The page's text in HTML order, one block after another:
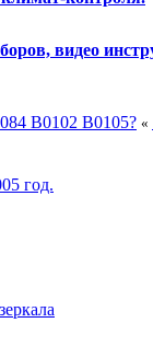
видео
В0102 В0105? «
год.